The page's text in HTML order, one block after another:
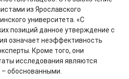
из Ярославского
университета. «С
позиций данное утверждение с
означает неэффективность
Кроме того, они
исследования являются
обоснованными.